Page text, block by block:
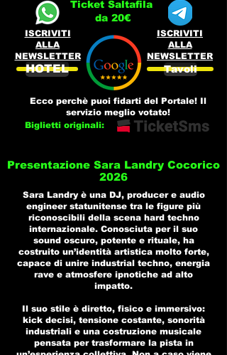
Ticket Saltafila
da 20€
ISCRIVITI
ALLA
NEWSLETTER
HOTEL
ISCRIVITI
ALLA
NEWSLETTER
Tavoli
Ecco perchè puoi fidarti del Portale! Il
servizio meglio votato!
Biglietti originali:
Presentazione Sara Landry Cocorico
2026
Sara Landry è una DJ, producer e audio
engineer statunitense tra le figure più
riconoscibili della scena hard techno
internazionale. Conosciuta per il suo
sound oscuro, potente e rituale, ha
costruito un’identità artistica molto forte,
capace di unire industrial techno, energia
rave e atmosfere ipnotiche ad alto
impatto.
Il suo stile è diretto, fisico e immersivo:
kick decisi, tensione costante, sonorità
industriali e una costruzione musicale
pensata per trasformare la pista in